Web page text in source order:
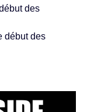
des
début des